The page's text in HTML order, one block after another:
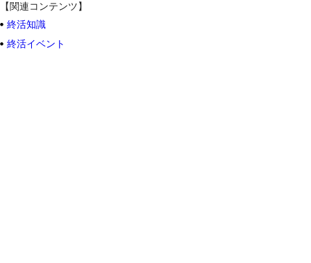
【関連コンテンツ】
終活知識
終活イベント